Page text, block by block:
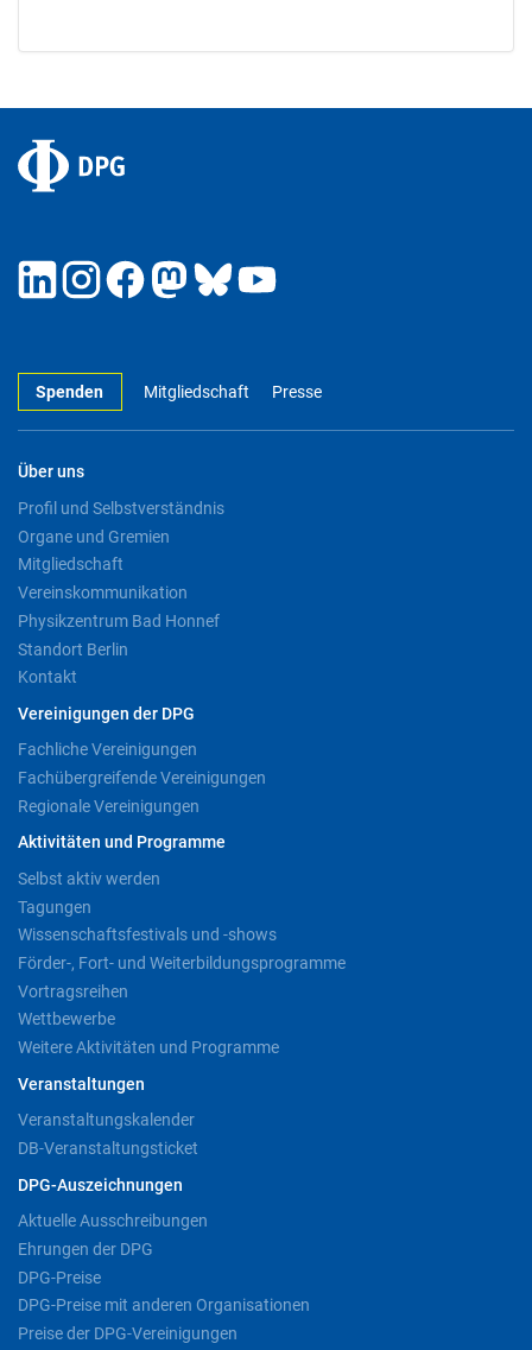
Spenden Mitgliedschaft Presse
Über uns
Profil und Selbstverständnis
Organe und Gremien
Mitgliedschaft
Vereinskommunikation
Physikzentrum Bad Honnef
Standort Berlin
Kontakt
Vereinigungen der DPG
Fachliche Vereinigungen
Fachübergreifende Vereinigungen
Regionale Vereinigungen
Aktivitäten und Programme
Selbst aktiv werden
Tagungen
Wissenschaftsfestivals und -shows
Förder-, Fort- und Weiterbildungsprogramme
Vortragsreihen
Wettbewerbe
Weitere Aktivitäten und Programme
Veranstaltungen
Veranstaltungskalender
DB-Veranstaltungsticket
DPG-Auszeichnungen
Aktuelle Ausschreibungen
Ehrungen der DPG
DPG-Preise
DPG-Preise mit anderen Organisationen
Preise der DPG-Vereinigungen